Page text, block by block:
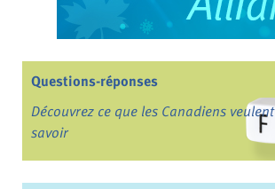
Questions-réponses
Découvrez ce que les Canadiens veulent
savoir